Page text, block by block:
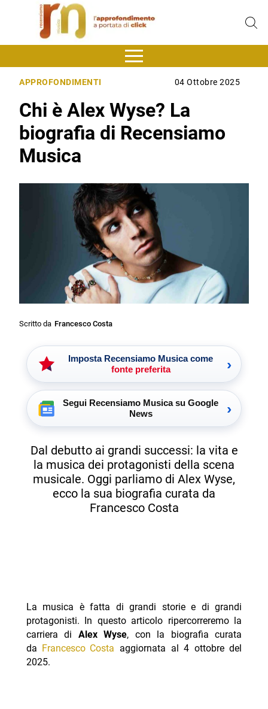
APPROFONDIMENTI 04 Ottobre 2025
Chi è Alex Wyse? La
biografia di Recensiamo
Musica
Scritto da Francesco Costa
Imposta Recensiamo Musica come
fonte preferita
›
Segui Recensiamo Musica su Google
News
›
Dal debutto ai grandi successi: la vita e
la musica dei protagonisti della scena
musicale. Oggi parliamo di Alex Wyse,
ecco la sua biografia curata da
Francesco Costa
La musica è fatta di grandi storie e di grandi
protagonisti. In questo articolo ripercorreremo la
carriera di Alex Wyse, con la biografia curata
da Francesco Costa aggiornata al 4 ottobre del
2025.